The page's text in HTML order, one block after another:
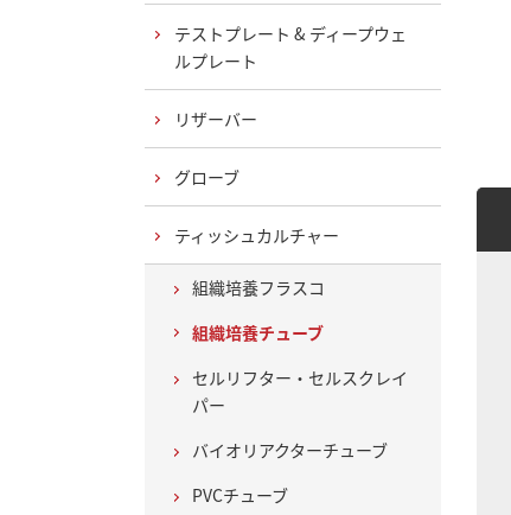
テストプレート & ディープウェ
ルプレート
リザーバー
グローブ
ティッシュカルチャー
組織培養フラスコ
組織培養チューブ
セルリフター・セルスクレイ
パー
バイオリアクターチューブ
PVCチューブ